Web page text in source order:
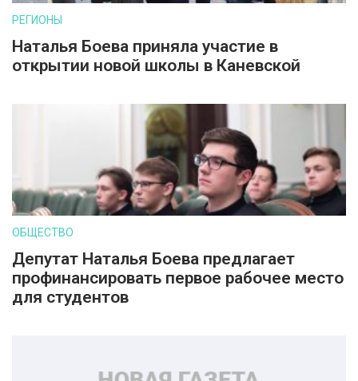
РЕГИОНЫ
Наталья Боева приняла участие в
открытии новой школы в Каневской
ОБЩЕСТВО
Депутат Наталья Боева предлагает
профинансировать первое рабочее место
для студентов